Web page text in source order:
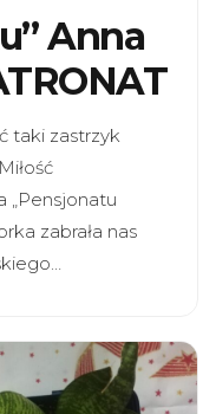
Anna
taki zastrzyk
„Pensjonatu
zabrała nas